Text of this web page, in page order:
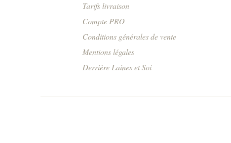
Tarifs livraison
Compte PRO
Conditions générales de vente
Mentions légales
Derrière Laines et Soi